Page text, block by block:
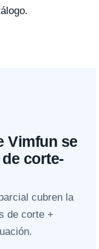
Vimfun se
corte-
cubren la
de corte +